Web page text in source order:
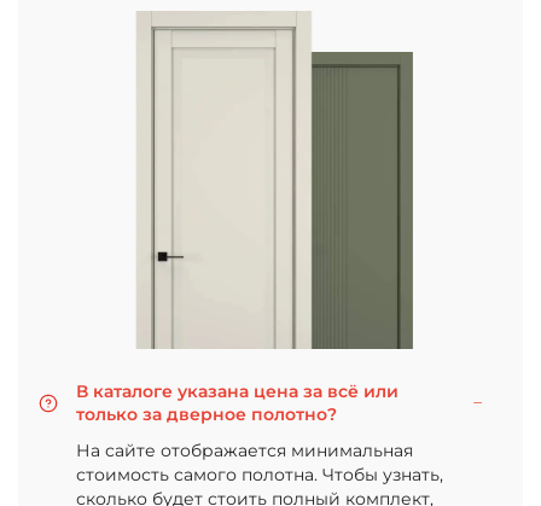
В каталоге указана цена за всё или
только за дверное полотно?
На сайте отображается минимальная
стоимость самого полотна. Чтобы узнать,
сколько будет стоить полный комплект,